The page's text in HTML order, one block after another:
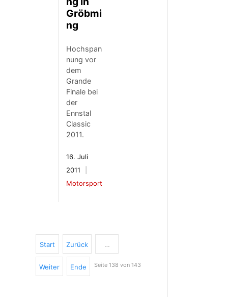
Gröbmi
ng
Hochspan
nung vor
dem
Grande
Finale bei
der
Ennstal
Classic
2011.
16. Juli
2011
Motorsport
Start Zurück …
Weiter Ende Seite 138 von 143